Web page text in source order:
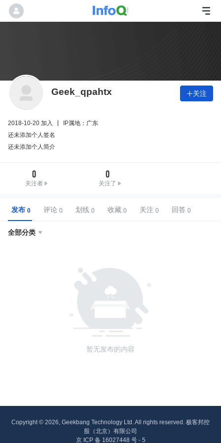
Geek_qpahtx 关注
2018-10-20 加入
IP属地：广东
还未添加个人签名
还未添加个人简介
0
关注者
0
关注了
发布 评论 划线 收藏 关注 回答
全部分类 
暂无发布的内容
Copyright © 2026, Geekbang Technology Ltd. All rights reserved. 极客邦控
股（北京）有限公司
京 ICP 备 16027448 号 - 5